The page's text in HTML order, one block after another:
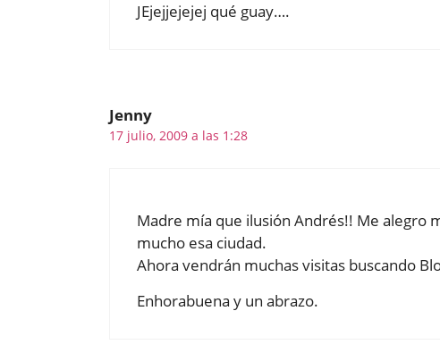
JEjejjejejej qué guay….
Jenny
17 julio, 2009 a las 1:28
Madre mía que ilusión Andrés!! Me alegro
mucho esa ciudad.
Ahora vendrán muchas visitas buscando
Enhorabuena y un abrazo.